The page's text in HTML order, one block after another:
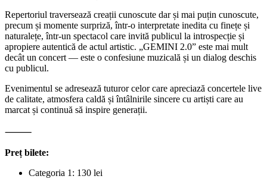
Repertoriul traversează creații cunoscute dar și mai puțin cunoscute,
precum și momente surpriză, într-o interpretate inedita cu finețe și
naturalețe, într-un spectacol care invită publicul la introspecție și
apropiere autentică de actul artistic. „GEMINI 2.0” este mai mult
decât un concert — este o confesiune muzicală și un dialog deschis
cu publicul.
Evenimentul se adresează tuturor celor care apreciază concertele live
de calitate, atmosfera caldă și întâlnirile sincere cu artiști care au
marcat și continuă să inspire generații.
⸻
Preț bilete:
Categoria 1: 130 lei